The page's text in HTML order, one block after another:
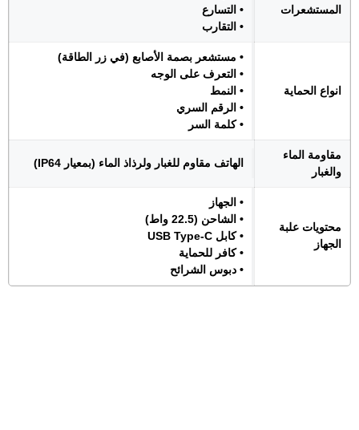
المستشعرات
• التسارع
• التقارب
انواع الحماية
• مستشعر بصمة الأصابع (في زر الطاقة)
• التعرف على الوجه
• النمط
• الرقم السري
• كلمة السر
مقاومة الماء
والغبار
الهاتف مقاوم للغبار ولرذاذ الماء (بمعيار IP64)
محتويات علبة
الجهاز
• الجهاز
• الشاحن (22.5 واط)
• كابل USB Type-C
• كافر للحماية
• دبوس الشرائح